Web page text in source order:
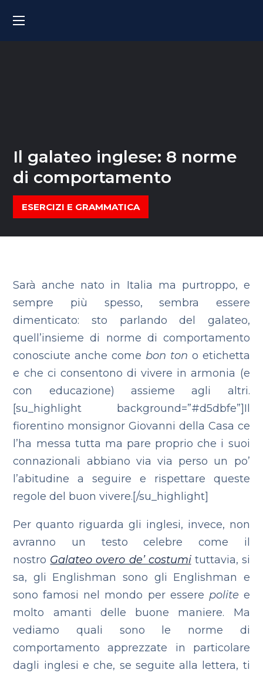
Il galateo inglese: 8 norme
di comportamento
ESERCIZI E GRAMMATICA
Sarà anche nato in Italia ma purtroppo, e
sempre più spesso, sembra essere
dimenticato: sto parlando del galateo,
quell’insieme di norme di comportamento
conosciute anche come bon ton o etichetta
e che ci consentono di vivere in armonia (e
con educazione) assieme agli altri.
[su_highlight background=”#d5dbfe”]Il
fiorentino monsignor Giovanni della Casa ce
l’ha messa tutta ma pare proprio che i suoi
connazionali abbiano via via perso un po’
l’abitudine a seguire e rispettare queste
regole del buon vivere.[/su_highlight]
Per quanto riguarda gli inglesi, invece, non
avranno un testo celebre come il
nostro Galateo overo de’ costumi tuttavia, si
sa, gli Englishman sono gli Englishman e
sono famosi nel mondo per essere polite e
molto amanti delle buone maniere. Ma
vediamo quali sono le norme di
comportamento apprezzate in particolare
dagli inglesi e che, se seguite alla lettera, ti